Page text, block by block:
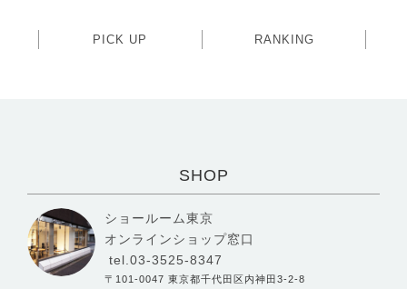
PICK UP RANKING
SHOP
ショールーム東京
オンラインショップ窓口
tel.03-3525-8347
〒101-0047 東京都千代田区内神田3-2-8